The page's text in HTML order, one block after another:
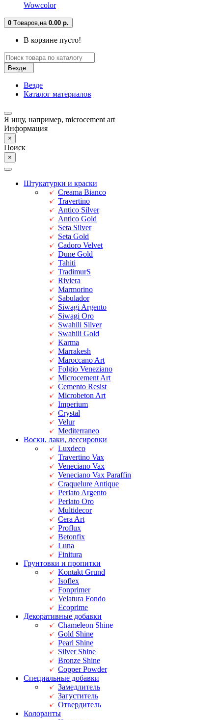
Wowcolor
0 Tоваров, на 0.00 р.
В корзине пусто!
Везде
Везде
Каталог материалов
Я ищу, например, microcement art
Информация
×
Поиск
×
Штукатурки и краски
Creama Bianco
Travertino
Antico Silver
Antico Gold
Seta Silver
Seta Gold
Cadoro Velvet
Dune Gold
Tahiti
TradimurS
Riviera
Marmorino
Sabulador
Siwagi Argento
Siwagi Oro
Swahili Silver
Swahili Gold
Karma
Marrakesh
Maroccano Art
Folgio Veneziano
Microcement Art
Cemento Resist
Microbeton Art
Imperium
Crystal
Velur
Mediterraneo
Воски, лаки, лессировки
Luxdeco
Travertino Vax
Veneciano Vax
Veneciano Vax Paraffin
Craquelure Antique
Perlato Argento
Perlato Oro
Multidecor
Cera Art
Proflux
Betonfix
Luna
Finitura
Грунтовки и пропитки
Kontakt Grund
Isoflex
Fonprimer
Velatura Fondo
Ecoprime
Декоративные добавки
Chameleon Shine
Gold Shine
Pearl Shine
Silver Shine
Bronze Shine
Copper Powder
Специальные добавки
Замедлитель
Загуститель
Отвердитель
Колоранты